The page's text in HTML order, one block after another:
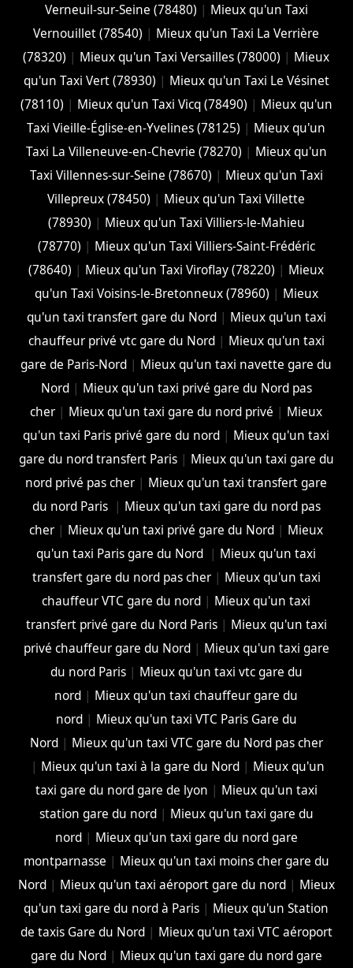
Verneuil-sur-Seine (78480) | Mieux qu'un Taxi
Vernouillet (78540) | Mieux qu'un Taxi La Verrière
(78320) | Mieux qu'un Taxi Versailles (78000) | Mieux
qu'un Taxi Vert (78930) | Mieux qu'un Taxi Le Vésinet
(78110) | Mieux qu'un Taxi Vicq (78490) | Mieux qu'un
Taxi Vieille-Église-en-Yvelines (78125) | Mieux qu'un
Taxi La Villeneuve-en-Chevrie (78270) | Mieux qu'un
Taxi Villennes-sur-Seine (78670) | Mieux qu'un Taxi
Villepreux (78450) | Mieux qu'un Taxi Villette
(78930) | Mieux qu'un Taxi Villiers-le-Mahieu
(78770) | Mieux qu'un Taxi Villiers-Saint-Frédéric
(78640) | Mieux qu'un Taxi Viroflay (78220) | Mieux
qu'un Taxi Voisins-le-Bretonneux (78960) | Mieux
qu'un taxi transfert gare du Nord| Mieux qu'un taxi
chauffeur privé vtc gare du Nord| Mieux qu'un taxi
gare de Paris-Nord | Mieux qu'un taxi navette gare du
Nord| Mieux qu'un taxi privé gare du Nord pas
cher | Mieux qu'un taxi gare du nord privé | Mieux
qu'un taxi Paris privé gare du nord | Mieux qu'un taxi
gare du nord transfert Paris| Mieux qu'un taxi gare du
nord privé pas cher | Mieux qu'un taxi transfert gare
du nord Paris | Mieux qu'un taxi gare du nord pas
cher | Mieux qu'un taxi privé gare du Nord | Mieux
qu'un taxi Paris gare du Nord | Mieux qu'un taxi
transfert gare du nord pas cher| Mieux qu'un taxi
chauffeur VTC gare du nord | Mieux qu'un taxi
transfert privé gare du Nord Paris| Mieux qu'un taxi
privé chauffeur gare du Nord| Mieux qu'un taxi gare
du nord Paris| Mieux qu'un taxi vtc gare du
nord | Mieux qu'un taxi chauffeur gare du
nord| Mieux qu'un taxi VTC Paris Gare du
Nord| Mieux qu'un taxi VTC gare du Nord pas cher
| Mieux qu'un taxi à la gare du Nord | Mieux qu'un
taxi gare du nord gare de lyon | Mieux qu'un taxi
station gare du nord| Mieux qu'un taxi gare du
nord| Mieux qu'un taxi gare du nord gare
montparnasse | Mieux qu'un taxi moins cher gare du
Nord| Mieux qu'un taxi aéroport gare du nord| Mieux
qu'un taxi gare du nord à Paris | Mieux qu'un Station
de taxis Gare du Nord| Mieux qu'un taxi VTC aéroport
gare du Nord| Mieux qu'un taxi gare du nord gare